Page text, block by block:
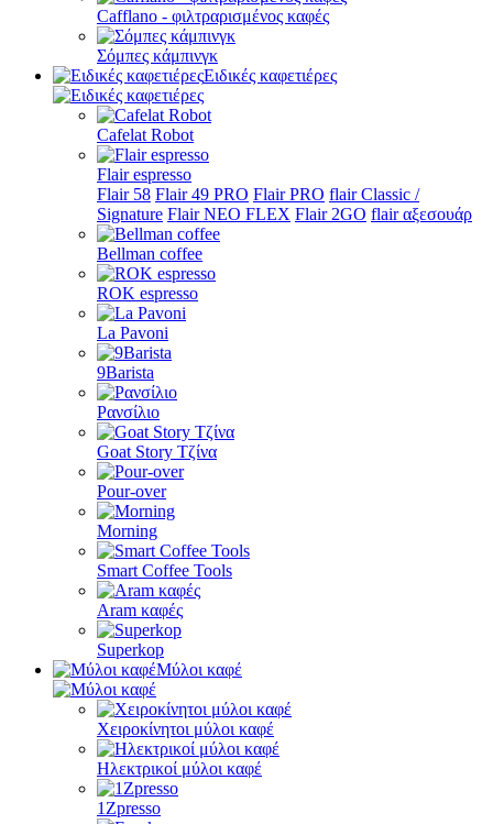
Cafflano - φιλτραρισμένος καφές
Σόμπες κάμπινγκ
Ειδικές καφετιέρες
Cafelat Robot
Flair espresso
Flair 58 Flair 49 PRO Flair PRO flair Classic /
Signature Flair NEO FLEX Flair 2GO flair αξεσουάρ
Bellman coffee
ROK espresso
La Pavoni
9Barista
Ρανσίλιο
Goat Story Τζίνα
Pour-over
Morning
Smart Coffee Tools
Aram καφές
Superkop
Μύλοι καφέ
Χειροκίνητοι μύλοι καφέ
Ηλεκτρικοί μύλοι καφέ
1Zpresso